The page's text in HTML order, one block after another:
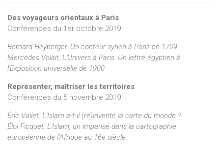
Des voyageurs orientaux à Paris
Conférences du 1er octobre 2019
Bernard Heyberger, Un conteur syrien à Paris en 1709
Mercedes Volait, L'Univers à Paris. Un lettré égyptien à
l'Exposition universelle de 1900
Représenter, maîtriser les territoires
Conférences du 5 novembre 2019
Éric Vallet, L'Islam a-t-il (ré)inventé la carte du monde ?
Éloi Ficquet, L'Islam, un impensé dans la cartographie
européenne de l’Afrique au 16e siècle